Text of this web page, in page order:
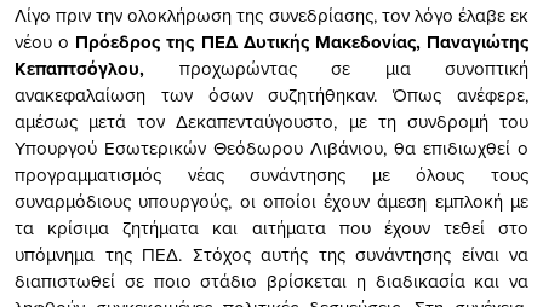
Λίγο πριν την ολοκλήρωση της συνεδρίασης, τον λόγο έλαβε εκ
νέου ο Πρόεδρος της ΠΕΔ Δυτικής Μακεδονίας, Παναγιώτης
Κεπαπτσόγλου, προχωρώντας σε μια συνοπτική
ανακεφαλαίωση των όσων συζητήθηκαν. Όπως ανέφερε,
αμέσως μετά τον Δεκαπενταύγουστο, με τη συνδρομή του
Υπουργού Εσωτερικών Θεόδωρου Λιβάνιου, θα επιδιωχθεί ο
προγραμματισμός νέας συνάντησης με όλους τους
συναρμόδιους υπουργούς, οι οποίοι έχουν άμεση εμπλοκή με
τα κρίσιμα ζητήματα και αιτήματα που έχουν τεθεί στο
υπόμνημα της ΠΕΔ. Στόχος αυτής της συνάντησης είναι να
διαπιστωθεί σε ποιο στάδιο βρίσκεται η διαδικασία και να